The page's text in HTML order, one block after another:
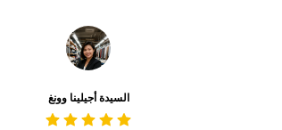
السيدة أجيلينا وونغ